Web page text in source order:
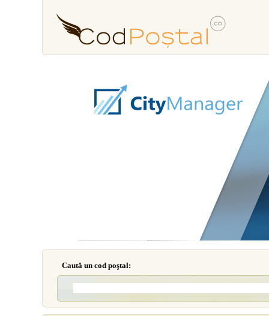
Caută un cod poştal: